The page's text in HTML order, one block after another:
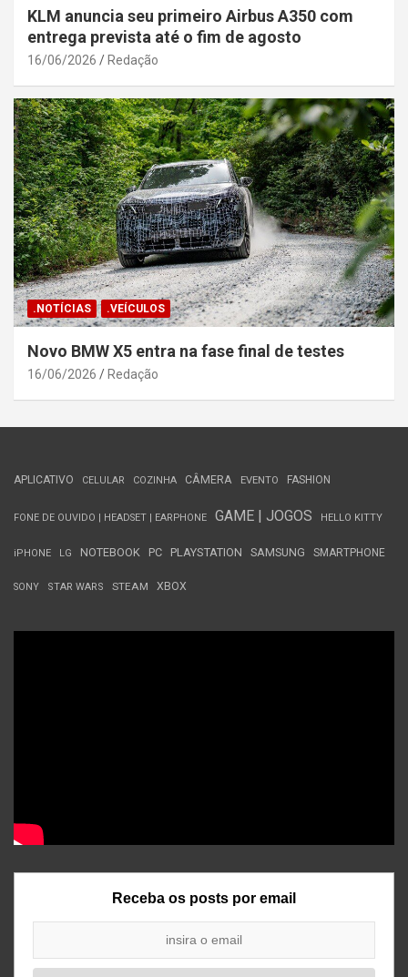
KLM anuncia seu primeiro Airbus A350 com
entrega prevista até o fim de agosto
16/06/2026 Redação
.NOTÍCIAS .VEÍCULOS
Novo BMW X5 entra na fase final de testes
16/06/2026 Redação
APLICATIVO CELULAR COZINHA CÂMERA EVENTO FASHION
FONE DE OUVIDO | HEADSET | EARPHONE GAME | JOGOS HELLO KITTY
iPHONE LG NOTEBOOK PC PLAYSTATION SAMSUNG SMARTPHONE
SONY STAR WARS STEAM XBOX
Receba os posts por email